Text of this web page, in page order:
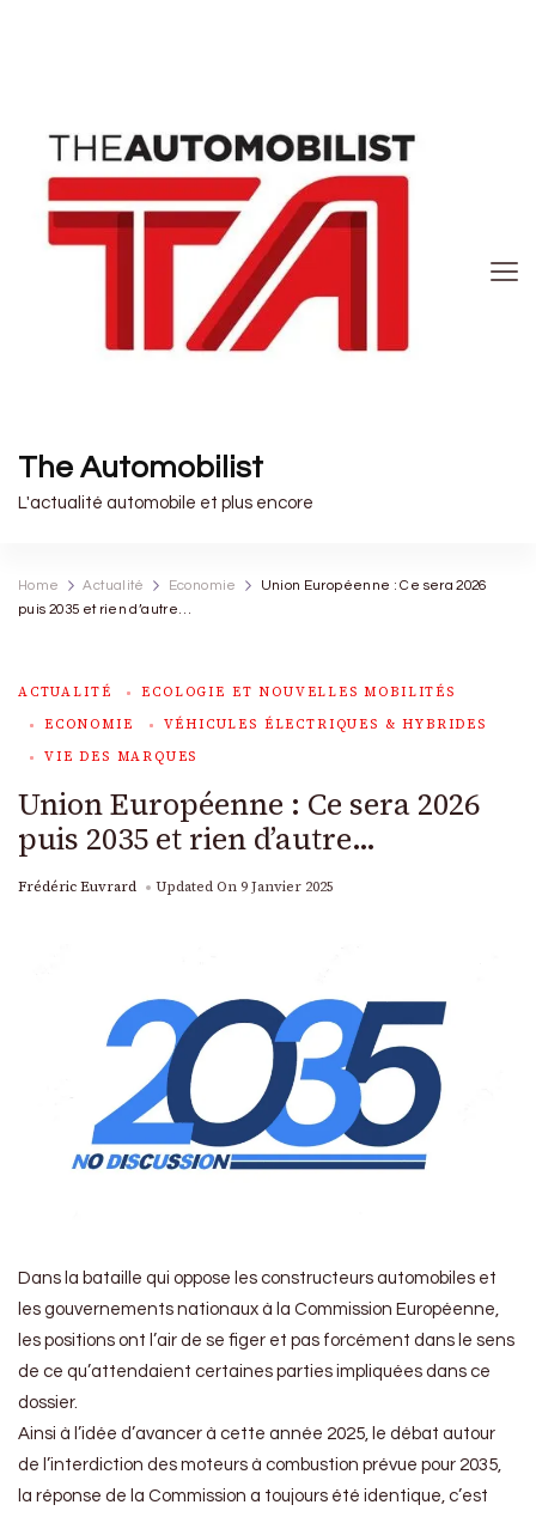
The Automobilist
L'actualité automobile et plus encore
Home Actualité Economie
Union Européenne : Ce sera 2026
puis 2035 et rien d’autre…
ACTUALITÉ
ECOLOGIE ET NOUVELLES MOBILITÉS
ECONOMIE
VÉHICULES ÉLECTRIQUES & HYBRIDES
VIE DES MARQUES
Union Européenne : Ce sera 2026
puis 2035 et rien d’autre…
Frédéric Euvrard Updated On9 Janvier 2025
Dans la bataille qui oppose les constructeurs automobiles et
les gouvernements nationaux à la Commission Européenne,
les positions ont l’air de se figer et pas forcément dans le sens
de ce qu’attendaient certaines parties impliquées dans ce
dossier.
Ainsi à l’idée d’avancer à cette année 2025, le débat autour
de l’interdiction des moteurs à combustion prévue pour 2035,
la réponse de la Commission a toujours été identique, c’est